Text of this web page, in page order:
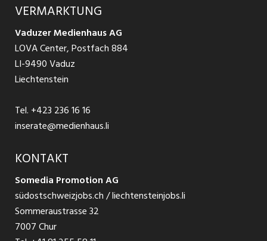
Jobs in St. Gallen
Jobs in Glarus
Jobs in der Südostschweiz
Temporär Jobs
Teilzeit Jobs
Praktikum
Schnittstelle
Ratgeber Bewerbung / Rekrutierung
AGB
Datenschutzbestimmungen
Nutzungsbedingungen
Impressum
VERMARKTUNG
Vaduzer Medienhaus AG
LOVA Center, Postfach 884
LI-9490 Vaduz
Liechtenstein
Tel. +423 236 16 16
inserate@medienhaus.li
KONTAKT
Somedia Promotion AG
südostschweizjobs.ch / liechtensteinjobs.li
Sommeraustrasse 32
7007 Chur